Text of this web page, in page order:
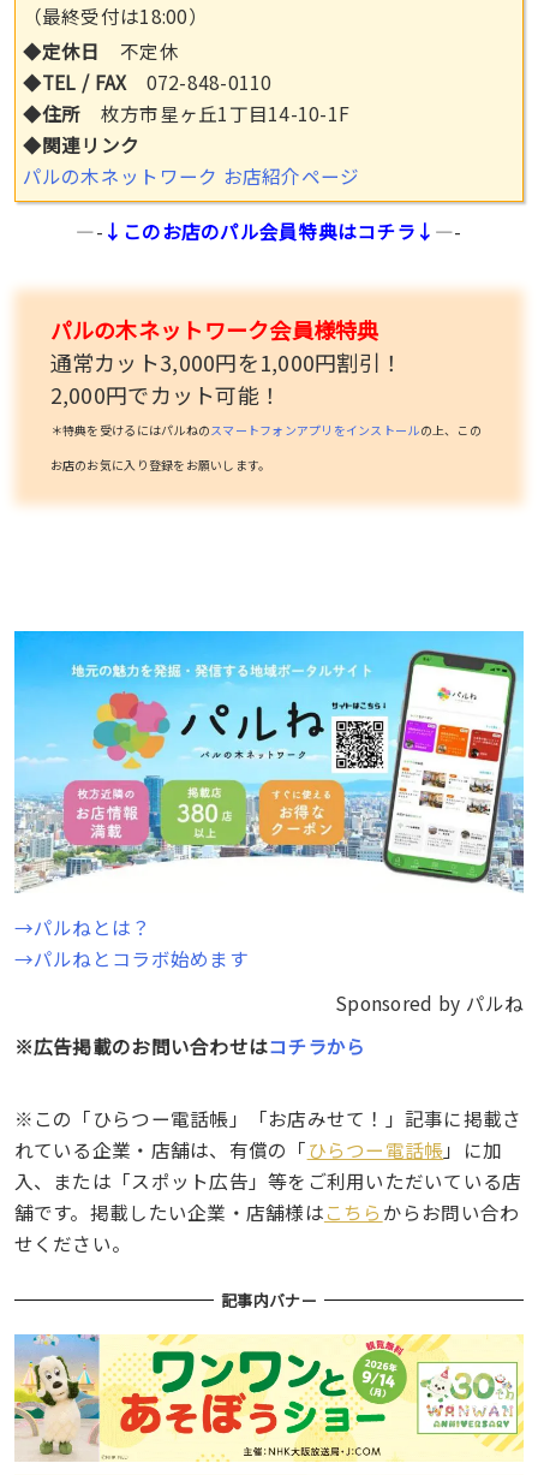
（最終受付は18:00）
◆定休日
不定休
◆TEL / FAX 072-848-0110
◆住所 枚方市星ヶ丘1丁目14-10-1F
◆関連リンク
パルの木ネットワーク お店紹介ページ
—- ↓このお店のパル会員特典はコチラ↓ —-
パルの木ネットワーク会員様特典
通常カット3,000円を1,000円割引！
2,000円でカット可能！
＊特典を受けるにはパルねのスマートフォンアプリをインストールの上、この
お店のお気に入り登録をお願いします。
→パルねとは？
→パルねとコラボ始めます
Sponsored by パルね
※広告掲載のお問い合わせはコチラから
※この「ひらつー電話帳」「お店みせて！」記事に掲載さ
れている企業・店舗は、有償の「ひらつー電話帳」に加
入、または「スポット広告」等をご利用いただいている店
舗です。掲載したい企業・店舗様はこちら からお問い合わ
せください。
記事内バナー